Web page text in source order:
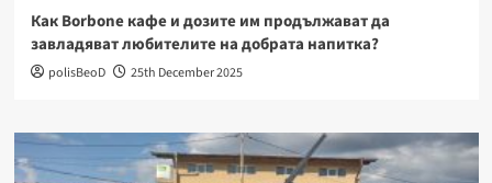
Как Borbone кафе и дозите им продължават да
завладяват любителите на добрата напитка?
polisBeoD 25th December 2025